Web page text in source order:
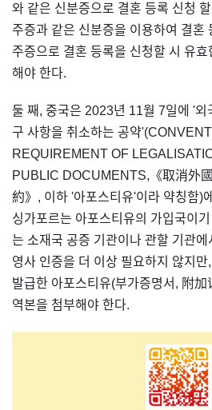
와 같은 신분증으로 결혼 등록 신청
주증과 같은 신분증을 이용하여 결혼
주증으로 결혼 등록을 신청할 시 유
해야 한다.
둘 째, 중국은 2023년 11월 7일에 '외
구 사항을 취소하는 공약
REQUIREMENT OF
PUBLIC DOCUMENTS,《取消外
約》, 이하 '아포스티유'이라 약칭함)
싱가포르는 아포스티유의 가입국이
는 소재국 공증 기관이나 관할 기관
영사 인증을 더 이상 필요하지 않지만
발급한 아포스티유(부가증명서, 附
역본을 첨부해야 한다.